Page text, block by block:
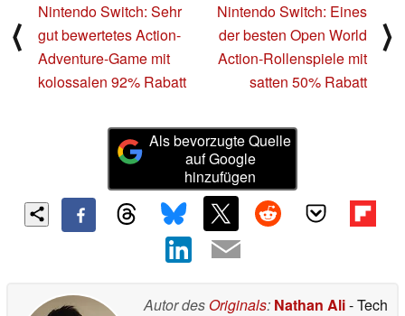
⟨
Nintendo Switch: Sehr
gut bewertetes Action-
Adventure-Game mit
kolossalen 92% Rabatt
Nintendo Switch: Eines
der besten Open World
Action-Rollenspiele mit
satten 50% Rabatt
⟩
Als bevorzugte Quelle
auf Google
hinzufügen
Autor des Originals: Nathan Ali- Tech